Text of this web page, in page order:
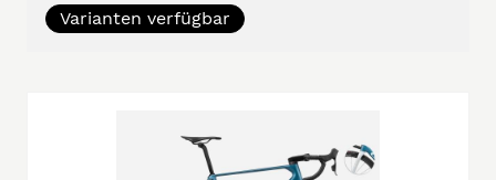
Varianten verfügbar